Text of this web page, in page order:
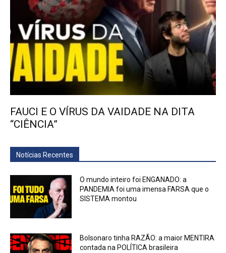
FAUCI E O VÍRUS DA VAIDADE NA DITA
“CIÊNCIA”
Notícias Recentes
O mundo inteiro foi ENGANADO: a
PANDEMIA foi uma imensa FARSA que o
SISTEMA montou
Bolsonaro tinha RAZÃO: a maior MENTIRA
contada na POLÍTICA brasileira